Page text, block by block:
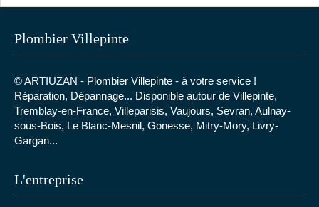
Plombier Villepinte
© ARTIUZAN - Plombier Villepinte - à votre service !
Réparation, Dépannage... Disponible autour de Villepinte,
Tremblay-en-France, Villeparisis, Vaujours, Sevran, Aulnay-
sous-Bois, Le Blanc-Mesnil, Gonesse, Mitry-Mory, Livry-
Gargan...
L'entreprise